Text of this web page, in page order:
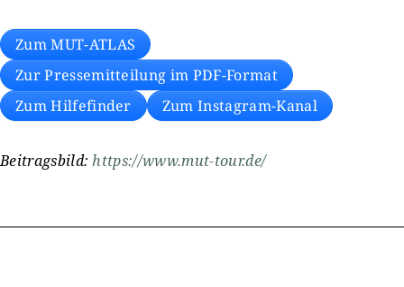
Zum MUT-ATLAS
Zur Pressemitteilung im PDF-Format
Zum Hilfefinder
Zum Instagram-Kanal
Beitragsbild:https://www.mut-tour.de/